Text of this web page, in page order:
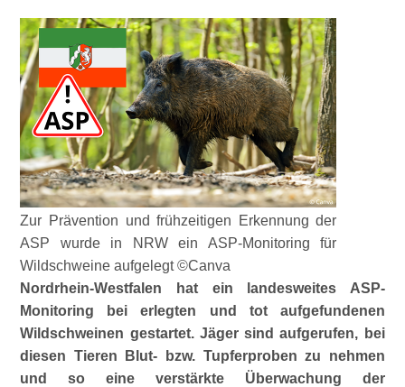
Zur Prävention und frühzeitigen Erkennung der
ASP wurde in NRW ein ASP-Monitoring für
Wildschweine aufgelegt ©Canva
Nordrhein-Westfalen hat ein landesweites ASP-
Monitoring bei erlegten und tot aufgefundenen
Wildschweinen gestartet. Jäger sind aufgerufen, bei
diesen Tieren Blut- bzw. Tupferproben zu nehmen
und so eine verstärkte Überwachung der